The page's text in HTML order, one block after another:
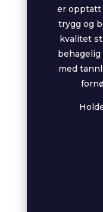
er opptatt
trygg og
kvalitet
med